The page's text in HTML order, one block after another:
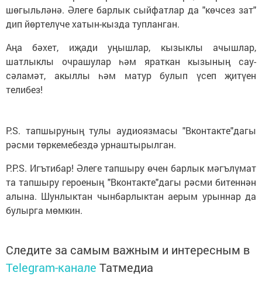
шөгыльләнә. Әлеге барлык сыйфатлар да "көчсез зат"
дип йөртелүче хатын-кызда тупланган.
Аңа бәхет, иҗади уңышлар, кызыклы ачышлар,
шатлыклы очрашулар һәм яраткан кызының сау-
сәламәт, акыллы һәм матур булып үсеп җитүен
телибез!
P.S. тапшыруның тулы аудиоязмасы "Вконтакте"дагы
рәсми төркемебездә урнаштырылган.
P.P.S. Игътибар! Әлеге тапшыру өчен барлык мәгълүмат
та тапшыру героеның "Вконтакте"дагы рәсми битеннән
алына. Шунлыктан чынбарлыктан аерым урыннар да
булырга мөмкин.
Следите за самым важным и интересным в
Telegram-канале Татмедиа